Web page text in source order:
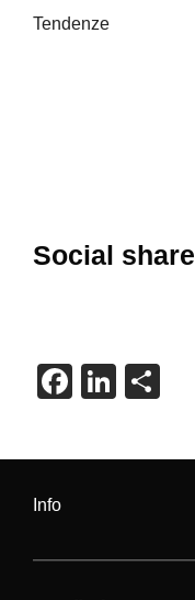
Tendenze
Social share
F
c
o
Li
k
n
n
di
Info